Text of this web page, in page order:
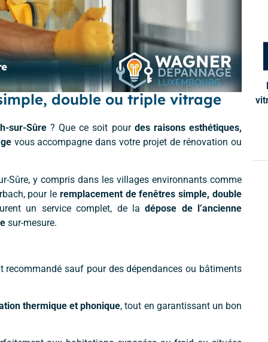
double ou triple vitrage
sur-Sûre? Que ce soit pour des raisons esthétiques,
vous accompagne dans votre projet de rénovation ou
Sûre, y compris dans les villages environnants comme
pour le remplacement de fenêtres simple, double
un service complet, de ladépose de l’ancienne
sur-mesure.
recommandé sauf pour des dépendances ou bâtiments
thermique et phonique, tout en garantissant un bon